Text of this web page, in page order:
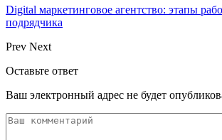
Digital маркетинговое агентство: этапы
подрядчика
Prev Next
Оставьте ответ
Ваш электронный адрес не будет